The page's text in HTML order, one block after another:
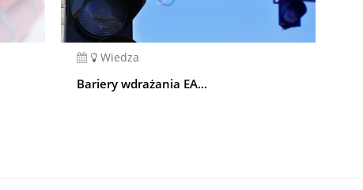
Wiedza
Bariery wdrażania EA...